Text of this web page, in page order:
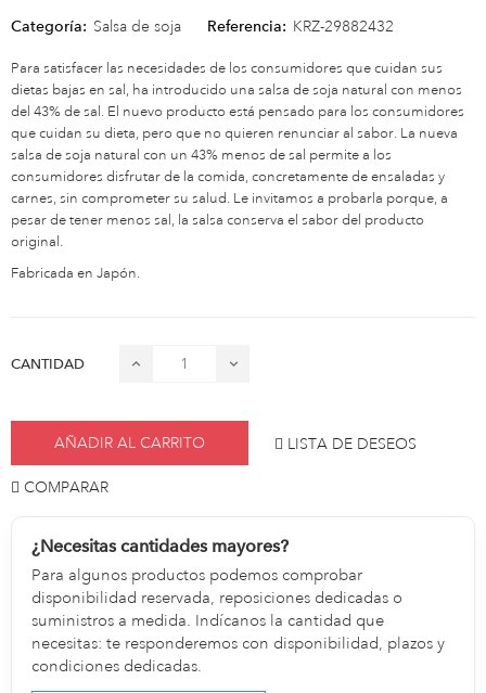
Categoría: Salsa de soja Referencia: KRZ-29882432
Para satisfacer las necesidades de los consumidores que cuidan sus
dietas bajas en sal, ha introducido una salsa de soja natural con menos
del 43% de sal. El nuevo producto está pensado para los consumidores
que cuidan su dieta, pero que no quieren renunciar al sabor. La nueva
salsa de soja natural con un 43% menos de sal permite a los
consumidores disfrutar de la comida, concretamente de ensaladas y
carnes, sin comprometer su salud. Le invitamos a probarla porque, a
pesar de tener menos sal, la salsa conserva el sabor del producto
original.
Fabricada en Japón.
CANTIDAD
AÑADIR AL CARRITO LISTA DE DESEOS
COMPARAR
¿Necesitas cantidades mayores?
Para algunos productos podemos comprobar
disponibilidad reservada, reposiciones dedicadas o
suministros a medida. Indícanos la cantidad que
necesitas: te responderemos con disponibilidad, plazos y
condiciones dedicadas.